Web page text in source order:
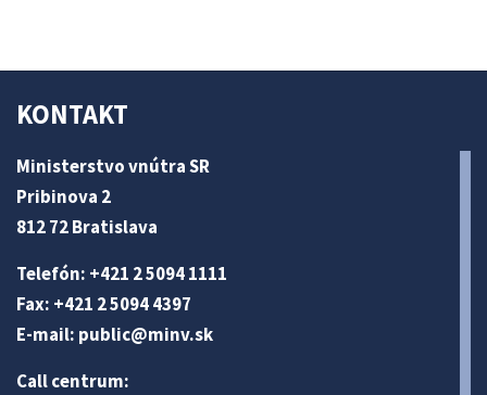
KONTAKT
Ministerstvo vnútra SR
Pribinova 2
812 72 Bratislava
Telefón: +421 2 5094 1111
Fax: +421 2 5094 4397
E-mail: public@minv.sk
Call centrum: